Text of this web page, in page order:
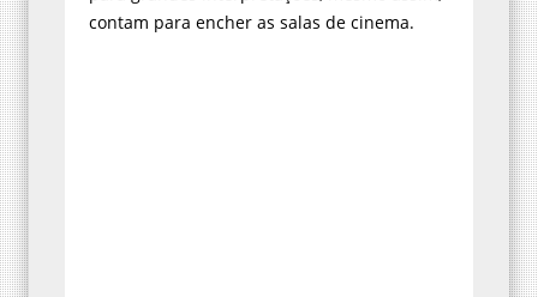
contam para encher as salas de cinema.